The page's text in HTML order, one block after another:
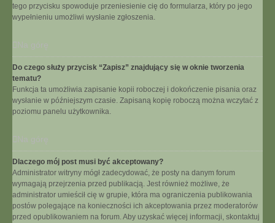
tego przycisku spowoduje przeniesienie cię do formularza, który po jego
wypełnieniu umożliwi wysłanie zgłoszenia.
Na górę
Do czego służy przycisk “Zapisz” znajdujący się w oknie tworzenia
tematu?
Funkcja ta umożliwia zapisanie kopii roboczej i dokończenie pisania oraz
wysłanie w późniejszym czasie. Zapisaną kopię roboczą można wczytać z
poziomu panelu użytkownika.
Na górę
Dlaczego mój post musi być akceptowany?
Administrator witryny mógł zadecydować, że posty na danym forum
wymagają przejrzenia przed publikacją. Jest również możliwe, że
administrator umieścił cię w grupie, która ma ograniczenia publikowania
postów polegające na konieczności ich akceptowania przez moderatorów
przed opublikowaniem na forum. Aby uzyskać więcej informacji, skontaktuj